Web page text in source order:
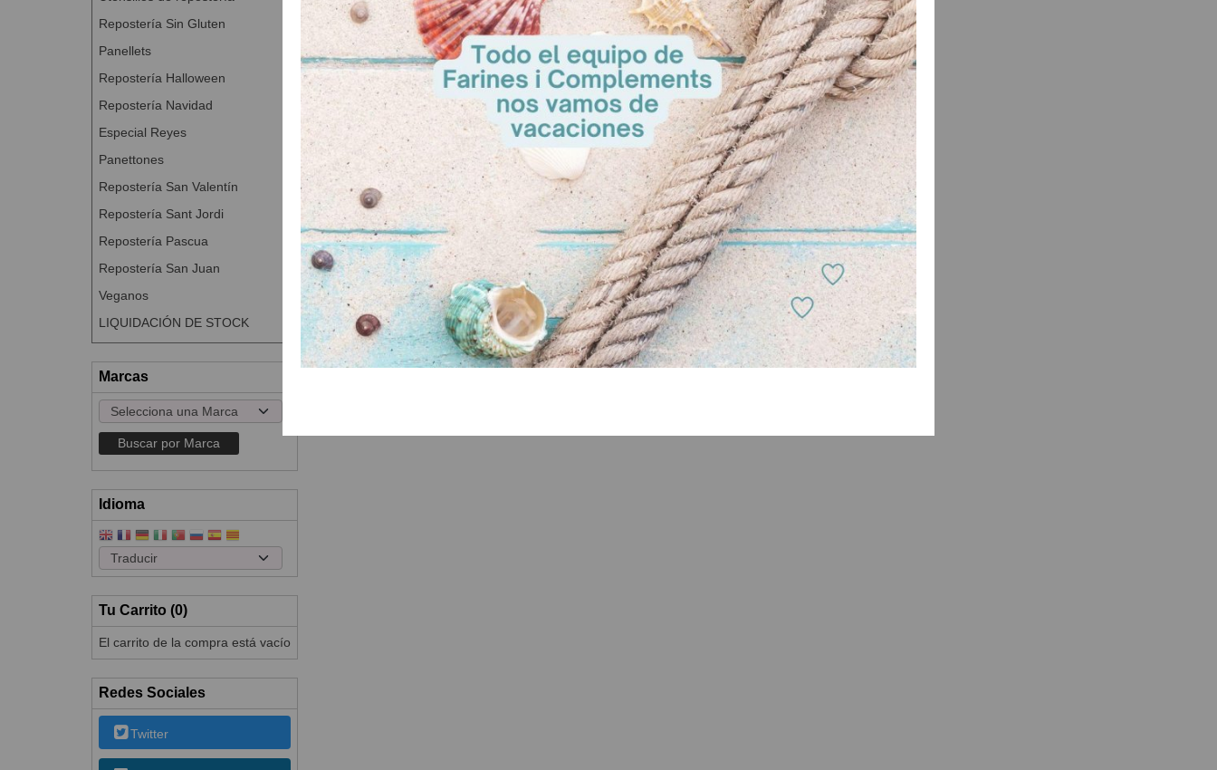
Repostería Sin Gluten
Panellets
Repostería Halloween
Repostería Navidad
Especial Reyes
Panettones
Repostería San Valentín
Repostería Sant Jordi
Repostería Pascua
Repostería San Juan
Veganos
LIQUIDACIÓN DE STOCK
Marcas
Idioma
Tu Carrito (0)
El carrito de la compra está vacío
Redes Sociales
Twitter